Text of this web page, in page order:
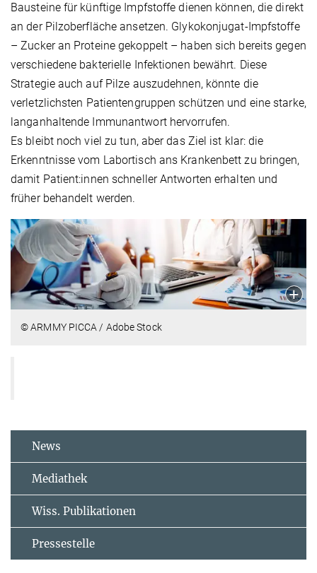
Bausteine für künftige Impfstoffe dienen können, die direkt
an der Pilzoberfläche ansetzen. Glykokonjugat-Impfstoffe
– Zucker an Proteine gekoppelt – haben sich bereits gegen
verschiedene bakterielle Infektionen bewährt. Diese
Strategie auch auf Pilze auszudehnen, könnte die
verletzlichsten Patientengruppen schützen und eine starke,
langanhaltende Immunantwort hervorrufen.
Es bleibt noch viel zu tun, aber das Ziel ist klar: die
Erkenntnisse vom Labortisch ans Krankenbett zu bringen,
damit Patient:innen schneller Antworten erhalten und
früher behandelt werden.
© ARMMY PICCA / Adobe Stock
News
Mediathek
Wiss. Publikationen
Pressestelle